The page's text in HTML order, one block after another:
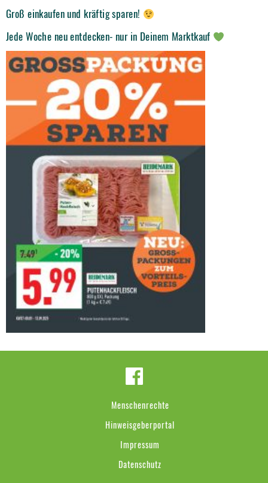
Groß einkaufen und kräftig sparen!
Jede Woche neu entdecken- nur in Deinem Marktkauf
Menschenrechte
Hinweisgeberportal
Impressum
Datenschutz